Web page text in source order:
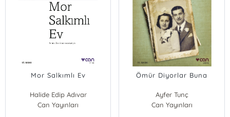
Mor Salkımlı Ev
Halide Edip Adıvar
Can Yayınları
Ömür Diyorlar Buna
Ayfer Tunç
Can Yayınları